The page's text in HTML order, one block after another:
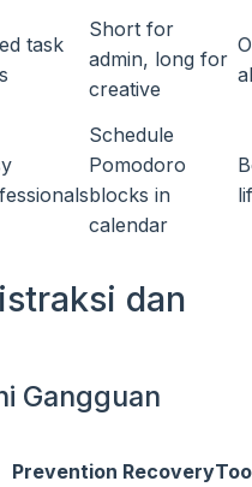
task
Short for
admin, long for
creative
Schedule
Pomodoro
blocks in
calendar
dan
Gangguan
Prevention Recovery